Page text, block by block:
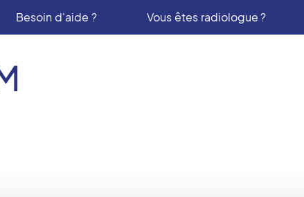
Besoin d'aide ? Vous êtes radiologue ?